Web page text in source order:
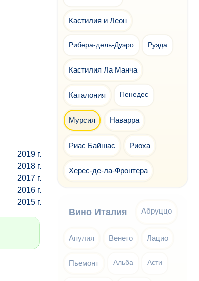
2019 г.
2018 г.
2017 г.
2016 г.
2015 г.
Вино Италия Абруццо
Апулия Венето Лацио
Пьемонт Альба Асти
Кастилия и Леон
Рибера-дель-Дуэро Руэда
Кастилия Ла Манча
Каталония Пенедес
Мурсия Наварра
Риас Байшас Риоха
Херес-де-ла-Фронтера